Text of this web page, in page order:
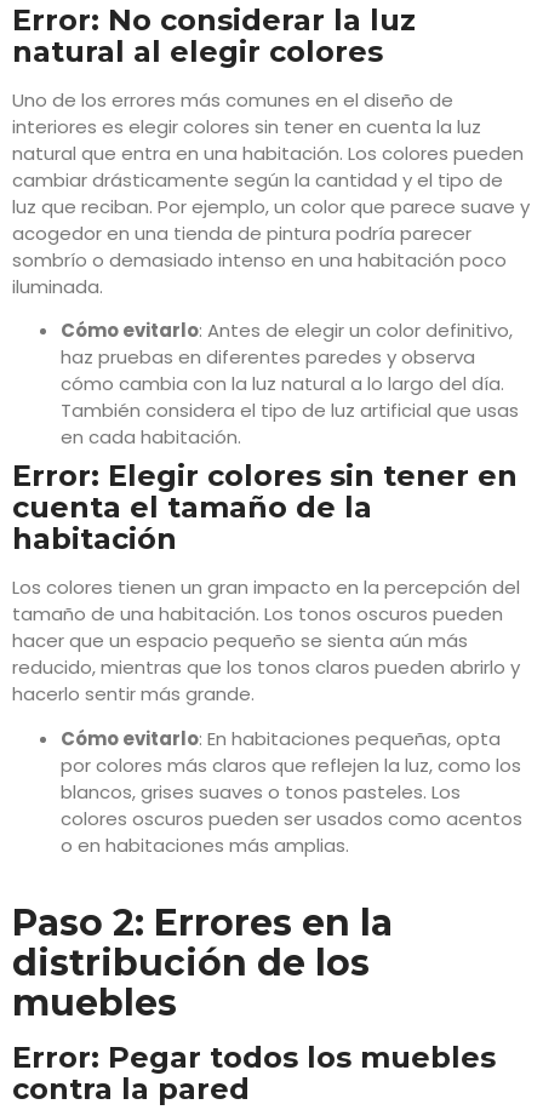
Error: No considerar la luz
natural al elegir colores
Uno de los errores más comunes en el diseño de
interiores es elegir colores sin tener en cuenta la luz
natural que entra en una habitación. Los colores pueden
cambiar drásticamente según la cantidad y el tipo de
luz que reciban. Por ejemplo, un color que parece suave y
acogedor en una tienda de pintura podría parecer
sombrío o demasiado intenso en una habitación poco
iluminada.
Cómo evitarlo: Antes de elegir un color definitivo,
haz pruebas en diferentes paredes y observa
cómo cambia con la luz natural a lo largo del día.
También considera el tipo de luz artificial que usas
en cada habitación.
Error: Elegir colores sin tener en
cuenta el tamaño de la
habitación
Los colores tienen un gran impacto en la percepción del
tamaño de una habitación. Los tonos oscuros pueden
hacer que un espacio pequeño se sienta aún más
reducido, mientras que los tonos claros pueden abrirlo y
hacerlo sentir más grande.
Cómo evitarlo: En habitaciones pequeñas, opta
por colores más claros que reflejen la luz, como los
blancos, grises suaves o tonos pasteles. Los
colores oscuros pueden ser usados como acentos
o en habitaciones más amplias.
Paso 2: Errores en la
distribución de los
muebles
Error: Pegar todos los muebles
contra la pared